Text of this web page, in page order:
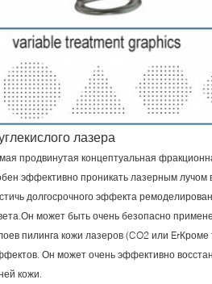
лазера
продвинутая концептуальная
эффективно проникать лазерным лучом
долгосрочного эффекта
может быть очень безопасно
пилинга кожи лазеров (CO2 или ErКроме
Он может очень эффективно
кожи.